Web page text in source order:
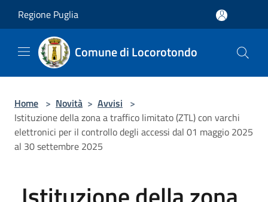
Regione Puglia
Comune di Locorotondo
Home > Novità > Avvisi >
Istituzione della zona a traffico limitato (ZTL) con varchi
elettronici per il controllo degli accessi dal 01 maggio 2025
al 30 settembre 2025